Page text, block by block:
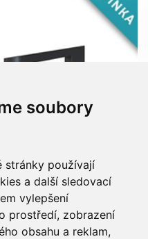
soubory
stránky používají
a další sledovací
vylepšení
prostředí, zobrazení
obsahu a reklam,
T50
2023 byl představen